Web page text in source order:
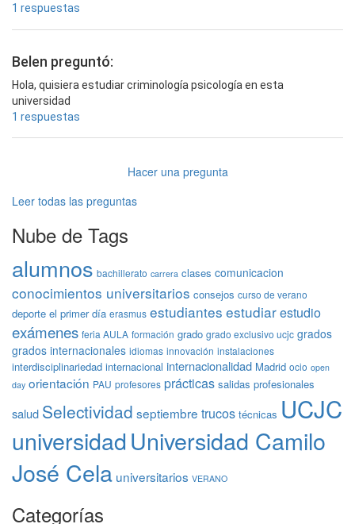
1 respuestas
Belen preguntó:
Hola, quisiera estudiar criminología psicología en esta
universidad
1 respuestas
Hacer una pregunta
Leer todas las preguntas
Nube de Tags
alumnos bachillerato carrera clases comunicacion
conocimientos universitarios consejos curso de verano
deporte el primer día erasmus estudiantes estudiarestudio
exámenes feria AULA formación grado grado exclusivo ucjc grados
grados internacionales idiomas innovación instalaciones
interdisciplinariedad internacional internacionalidad Madrid ocio open
day orientación PAU profesores prácticas salidas profesionales
salud Selectividad septiembre trucos técnicas UCJC
universidadUniversidad Camilo
José Cela universitarios VERANO
Categorías